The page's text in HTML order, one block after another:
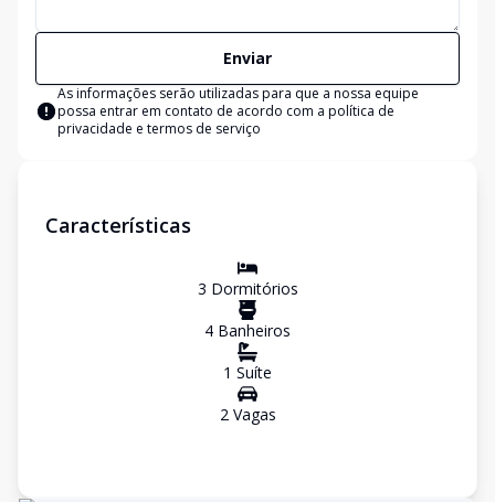
Enviar
As informações serão utilizadas para que a nossa equipe
possa entrar em contato de acordo com a política de
privacidade e termos de serviço
Características
3 Dormitórios
4 Banheiros
1 Suíte
2Vagas